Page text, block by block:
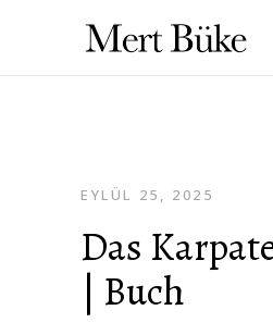
EYLÜL 25, 2025
Das
| Buch